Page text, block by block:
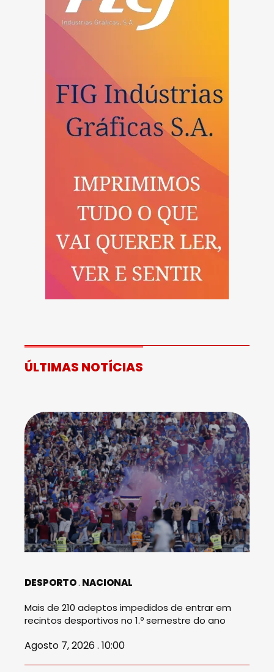
ÚLTIMAS NOTÍCIAS
DESPORTO NACIONAL
Mais de 210 adeptos impedidos de entrar em
recintos desportivos no 1.º semestre do ano
Agosto 7, 2026 . 10:00